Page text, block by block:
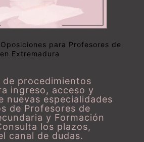
para Profesores de
Extremadura
procedimientos
ingreso, acceso y
nuevas especialidades
de Profesores de
y Formación
los plazos,
canal de dudas.